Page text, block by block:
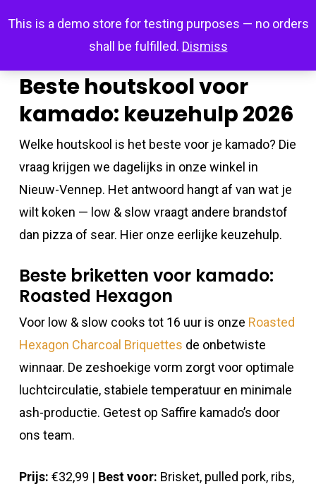
This is a demo store for testing purposes — no orders
shall be fulfilled. Dismiss
content
searchaccount
Beste houtskool voor
kamado: keuzehulp 2026
Welke houtskool is het beste voor je kamado? Die
vraag krijgen we dagelijks in onze winkel in
Nieuw-Vennep. Het antwoord hangt af van wat je
wilt koken — low & slow vraagt andere brandstof
dan pizza of sear. Hier onze eerlijke keuzehulp.
Beste briketten voor kamado:
Roasted Hexagon
Voor low & slow cooks tot 16 uur is onze Roasted
Hexagon Charcoal Briquettes de onbetwiste
winnaar. De zeshoekige vorm zorgt voor optimale
luchtcirculatie, stabiele temperatuur en minimale
ash-productie. Getest op Saffire kamado’s door
ons team.
Prijs: €32,99 | Best voor: Brisket, pulled pork, ribs,